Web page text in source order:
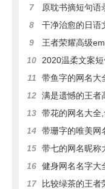
7
原耽书摘短句语
8
干净治愈的日语
9
王者荣耀高级
10
2020温柔文案
11
带鱼字的网名大
12 满是遗憾的王者
13 带花的网名大全
14 带珊字的唯美网
15 带七的网名昵称
16 健身网名名字大
17
比较绿茶的王者